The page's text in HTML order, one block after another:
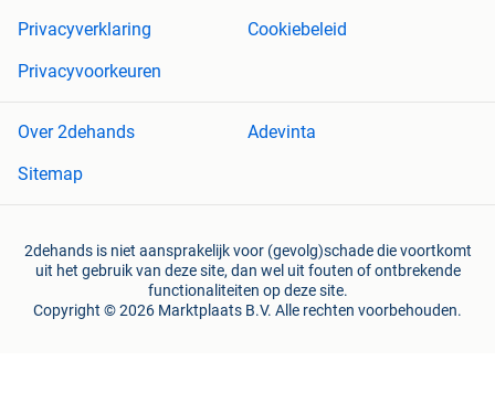
Privacyverklaring
Cookiebeleid
Privacyvoorkeuren
Over 2dehands
Adevinta
Sitemap
2dehands is niet aansprakelijk voor (gevolg)schade die voortkomt
uit het gebruik van deze site, dan wel uit fouten of ontbrekende
functionaliteiten op deze site.
Copyright © 2026 Marktplaats B.V. Alle rechten voorbehouden.